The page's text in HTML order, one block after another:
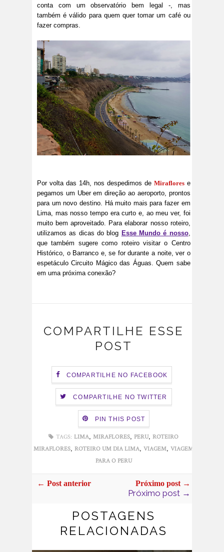
conta com um observatório bem legal -, mas
também é válido para quem quer tomar um café ou
fazer compras.
Por volta das 14h, nos despedimos de Miraflorese
pegamos um Uber em direção ao aeroporto, prontos
para um novo destino. Há muito mais para fazer em
Lima, mas nosso tempo era curto e, ao meu ver, foi
muito bem aproveitado. Para elaborar nosso roteiro,
utilizamos as dicas do blog Esse Mundo é nosso,
que também sugere como roteiro visitar o Centro
Histórico, o Barranco e, se for durante a noite, ver o
espetáculo Circuito Mágico das Águas. Quem sabe
em uma próxima conexão?
COMPARTILHE ESSE
POST
COMPARTILHE NO FACEBOOK
COMPARTILHE NO TWITTER
PIN THIS POST
TAGS: LIMA,MIRAFLORES,PERU,ROTEIRO
MIRAFLORES,ROTEIRO UM DIA LIMA,VIAGEM,VIAGEM
PARA O PERU
← Post anterior Próximo post →
Próximo post →
POSTAGENS
RELACIONADAS